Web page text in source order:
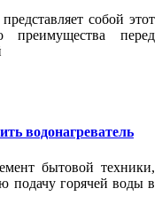
собой этот
перед
водонагреватель
бытовой техники,
подачу горячей воды в